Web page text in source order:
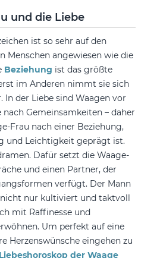
und die Liebe
ist so sehr auf den
Menschen angewiesen wie die
Beziehung ist das größte
im Anderen nimmt sie sich
In der Liebe sind Waagen vor
Gemeinsamkeiten – daher
Frau nach einer Beziehung,
und Leichtigkeit geprägt ist.
Dafür setzt die Waage-
und einen Partner, der
verfügt. Der Mann
nur kultiviert und taktvoll
mit Raffinesse und
Um perfekt auf eine
Herzenswünsche eingehen zu
Liebeshoroskop der Waage